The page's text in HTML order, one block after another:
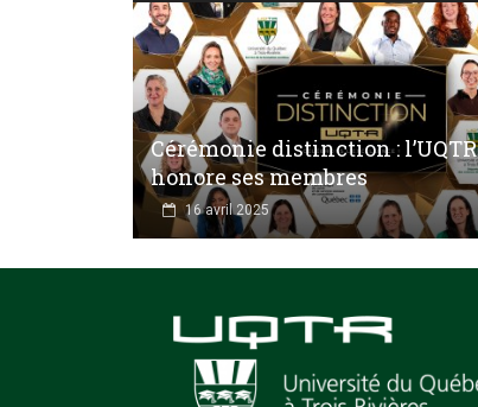
Cérémonie distinction : l’UQTR
honore ses membres
16 avril 2025